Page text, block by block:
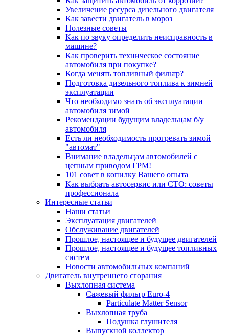
Увеличение ресурса дизельного двигателя
Как завести двигатель в мороз
Полезные советы
Как по звуку определить неисправность в
машине?
Как проверить техническое состояние
автомобиля при покупке?
Когда менять топливный фильтр?
Подготовка дизельного топлива к зимней
эксплуатации
Что необходимо знать об эксплуатации
автомобиля зимой
Рекомендации будущим владельцам б/у
автомобиля
Есть ли необходимость прогревать зимой
"автомат"
Внимание владельцам автомобилей с
цепным приводом ГРМ!
101 совет в копилку Вашего опыта
Как выбрать автосервис или СТО: советы
профессионала
Интересные статьи
Наши статьи
Эксплуатация двигателей
Обслуживание двигателей
Прошлое, настоящее и будущее двигателей
Прошлое, настоящее и будущее топливных
систем
Новости автомобильных компаний
Двигатель внутреннего сгорания
Выхлопная система
Сажевый фильтр Euro-4
Particulate Matter Sensor
Выхлопная труба
Подушка глушителя
Выпускной коллектор